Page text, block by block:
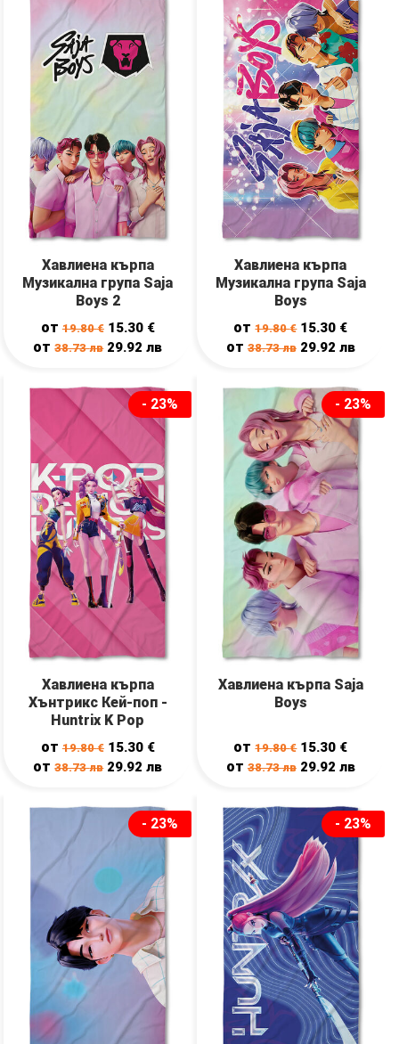
Хавлиена кърпа
Музикална група Saja
Boys 2
от19.80€ 15.30 €
от38.73лв 29.92лв
Хавлиена кърпа
Музикална група Saja
Boys
от19.80€ 15.30 €
от 38.73лв 29.92 лв
- 23%
Хавлиена кърпа
Хънтрикс Кей-поп -
Huntrix K Pop
от19.80€ 15.30 €
от38.73лв 29.92лв
- 23%
Хавлиена кърпа Saja
Boys
от19.80€ 15.30 €
от 38.73лв 29.92 лв
- 23% - 23%